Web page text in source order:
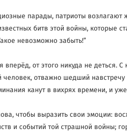
парады, патриоты
битв этой войны, которые
невозможно забыть!”
от этого никуда не деться.
человек, отважно шедший
канут в вихрях времени, и
чтобы выразить свои эмоции:
и событий той страшной войны;